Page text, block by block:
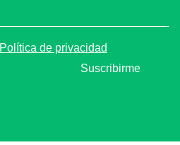
Política de privacidad
Suscribirme